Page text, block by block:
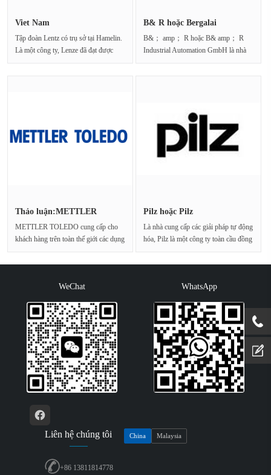
Viet Nam
Tập đoàn Lentz có trụ sở tại Hamelin.
Là một công ty, Lenze đã đạt được
B& R hoặc Bergalai
B&； amp； R hoặc B& amp； R
Industrial Automation GmbH là nhà
Thảo luận:METTLER
METTLER TOLEDO cung cấp cho
khách hàng trên toàn thế giới các dụng
Pilz hoặc Pilz
Là nhà cung cấp các giải pháp tự động
hóa, Pilz là một công ty toàn cầu đồng
WeChat WhatsApp
Liên hệ chúng tôi China Malaysia
+86 13811814778